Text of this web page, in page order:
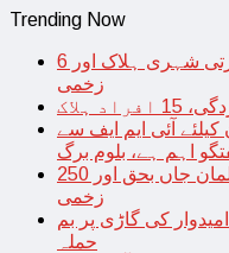
Trending Now
اسرائیل میں میزائل لگنے سے بھارتی شہری ہلاک اور 6
زخمی
ہلاک
کیلئے آئی ایم ایف سے
اہم ہے، بلوم برگ
بھارت میں مدرسہ مسمار؛ 4 مسلمان جاں بحق اور 250
زخمی
کی گاڑی پر بم
حملہ